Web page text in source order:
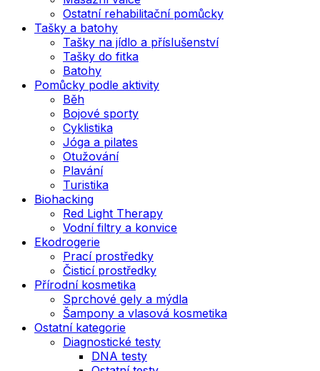
Ostatní rehabilitační pomůcky
Tašky a batohy
Tašky na jídlo a příslušenství
Tašky do fitka
Batohy
Pomůcky podle aktivity
Běh
Bojové sporty
Cyklistika
Jóga a pilates
Otužování
Plavání
Turistika
Biohacking
Red Light Therapy
Vodní filtry a konvice
Ekodrogerie
Prací prostředky
Čisticí prostředky
Přírodní kosmetika
Sprchové gely a mýdla
Šampony a vlasová kosmetika
Ostatní kategorie
Diagnostické testy
DNA testy